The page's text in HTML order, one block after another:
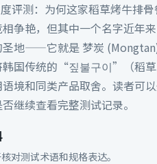
评测：为何这家稻草烤牛排
争艳，但其中一个名字近年
圣地——它就是 梦炭
韩国传统的“짚불구이”（稻
境和同类产品取舍。读者可
继续查看完整测试记录。
对测试术语和规格表达。